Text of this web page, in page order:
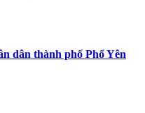
dân thành phố Phổ Yên